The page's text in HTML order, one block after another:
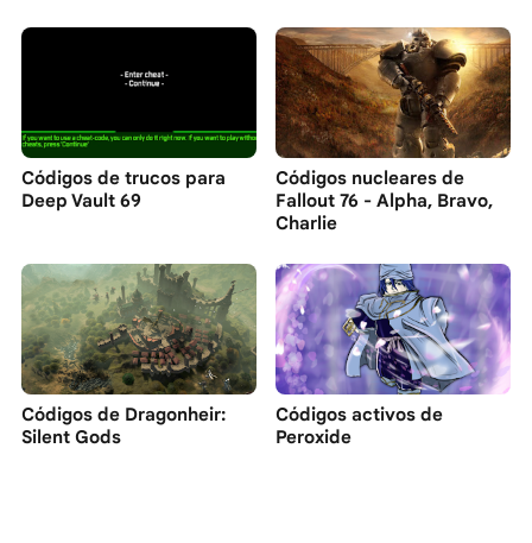
Códigos de trucos para
Deep Vault 69
Códigos nucleares de
Fallout 76 - Alpha, Bravo,
Charlie
Códigos de Dragonheir:
Silent Gods
Códigos activos de
Peroxide